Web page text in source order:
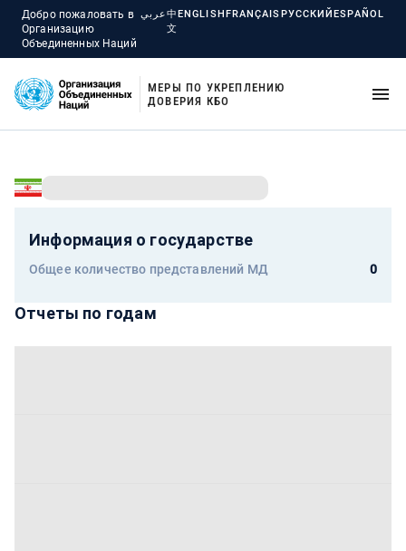
Добро пожаловать в
Организацию
Объединенных Наций
عربي中
文
ENGLISHFRANÇAISРУССКИЙESPAÑOL
МЕРЫ ПО УКРЕПЛЕНИЮ
ДОВЕРИЯ КБО
Отчеты по годам
Информация о государстве
Общее количество представлений МД 0